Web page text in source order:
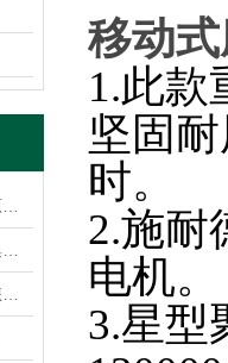
移动
1.此款
坚固
时。
2.施耐
电机。
3.星型